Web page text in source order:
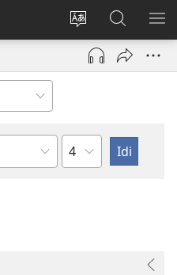
Promeni
jezik
sajta
Prijava
(otvara
prozor)
Pretraga
sajta
JW.ORG
Poglavlje